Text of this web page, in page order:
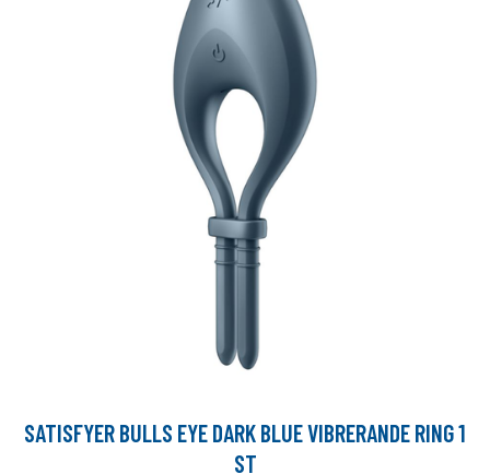
SATISFYER BULLS EYE DARK BLUE VIBRERANDE RING 1
ST